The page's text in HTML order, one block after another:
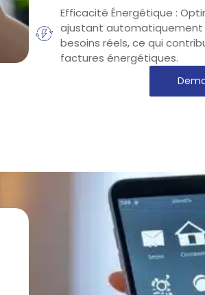
Efficacité Énergétique :
ajustant automatiquement
besoins réels, ce qui
factures énergétiques.